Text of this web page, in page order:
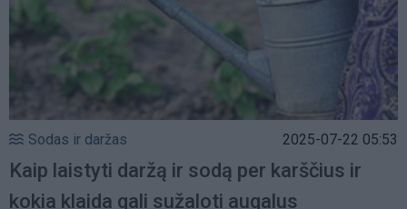
Sodas ir daržas 2025-07-22 05:53
Kaip laistyti daržą ir sodą per karščius ir
kokia klaida gali sužaloti augalus